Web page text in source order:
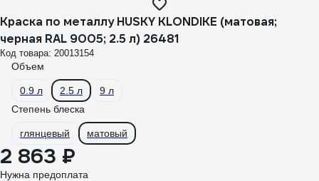
Краска по металлу HUSKY KLONDIKE (матовая;
черная RAL 9005; 2.5 л) 26481
Код товара: 20013154
Объем
0.9 л 2.5 л
9 л
Степень блеска
глянцевый матовый
2 863 ₽
Нужна предоплата